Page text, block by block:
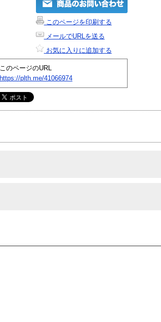
このページを印刷する
メールでURLを送る
お気に入りに追加する
このページのURL
https://plth.me/41066974